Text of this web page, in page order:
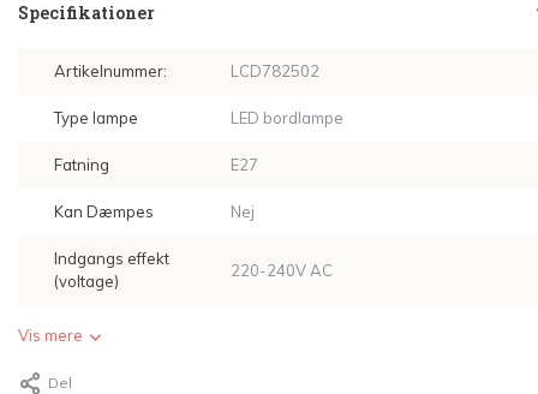
Specifikationer
Artikelnummer: LCD782502
Type lampe LED bordlampe
Fatning E27
Kan Dæmpes Nej
Indgangs effekt
(voltage)
220-240V AC
Vis mere
Del